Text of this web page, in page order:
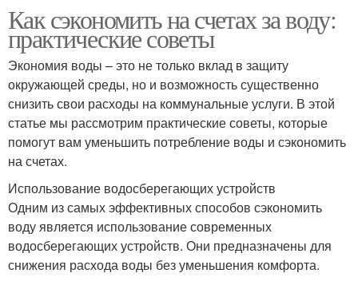
Как сэкономить на счетах за воду:
практические советы
Экономия воды – это не только вклад в защиту
окружающей среды, но и возможность существенно
снизить свои расходы на коммунальные услуги. В этой
статье мы рассмотрим практические советы, которые
помогут вам уменьшить потребление воды и сэкономить
на счетах.
Использование водосберегающих устройств
Одним из самых эффективных способов сэкономить
воду является использование современных
водосберегающих устройств. Они предназначены для
снижения расхода воды без уменьшения комфорта.